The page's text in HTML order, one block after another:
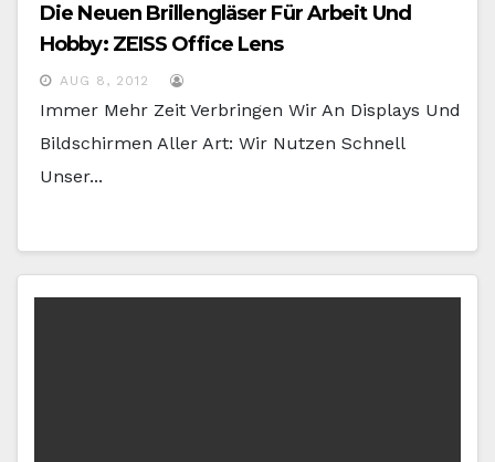
Die Neuen Brillengläser Für Arbeit Und
Hobby: ZEISS Office Lens
AUG 8, 2012
Immer Mehr Zeit Verbringen Wir An Displays Und
Bildschirmen Aller Art: Wir Nutzen Schnell
Unser...